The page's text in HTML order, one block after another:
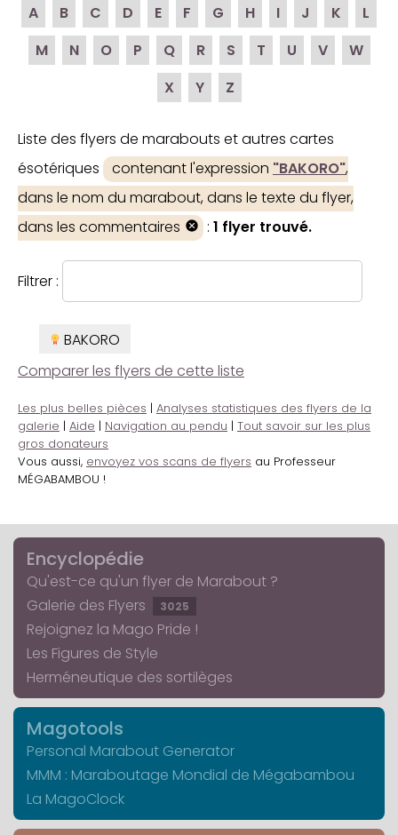
A B C D E F G H I J K
L
M
N O P Q R S T U V
W
X
Y Z
Liste des flyers de marabouts et autres cartes
ésotériques
contenant l'expression "BAKORO",
dans le nom du marabout, dans le texte du flyer,
dans les commentaires
: 1 flyer trouvé.
Filtrer :
BAKORO
Comparer les flyers de cette liste
Les plus belles pièces | Analyses statistiques des flyers de la
galerie | Aide | Navigation au pendu | Tout savoir sur les plus
gros donateurs
Vous aussi, envoyez vos scans de flyers au Professeur
MÉGABAMBOU !
Encyclopédie
Qu'est-ce qu'un flyer de Marabout ?
Galerie des Flyers
3025
Rejoignez la Mago Pride !
Les Figures de Style
Herméneutique des sortilèges
Magotools
Personal Marabout Generator
MMM : Maraboutage Mondial de Mégabambou
La MagoClock